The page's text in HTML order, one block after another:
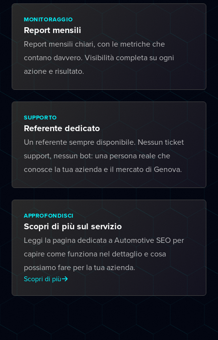
MONITORAGGIO
Report mensili
Report mensili chiari, con le metriche che
contano davvero. Visibilità completa su ogni
azione e risultato.
SUPPORTO
Referente dedicato
Un referente sempre disponibile. Nessun ticket
support, nessun bot: una persona reale che
conosce la tua azienda e il mercato di Genova.
APPROFONDISCI
Scopri di più sul servizio
Leggi la pagina dedicata a Automotive SEO per
capire come funziona nel dettaglio e cosa
possiamo fare per la tua azienda.
Scopri di più